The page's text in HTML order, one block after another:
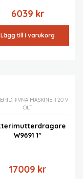
6039 kr
Lägg till i varukorg
MASKINER 20 V
OLT
W9691 1″
17009 kr